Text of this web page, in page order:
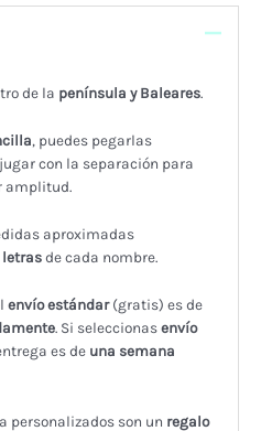
de la península y Baleares.
, puedes pegarlas
con la separación para
amplitud.
aproximadas
letrasde cada nombre.
envío estándar(gratis) es de
. Si seleccionasenvío
es de una semana
personalizados son un regalo